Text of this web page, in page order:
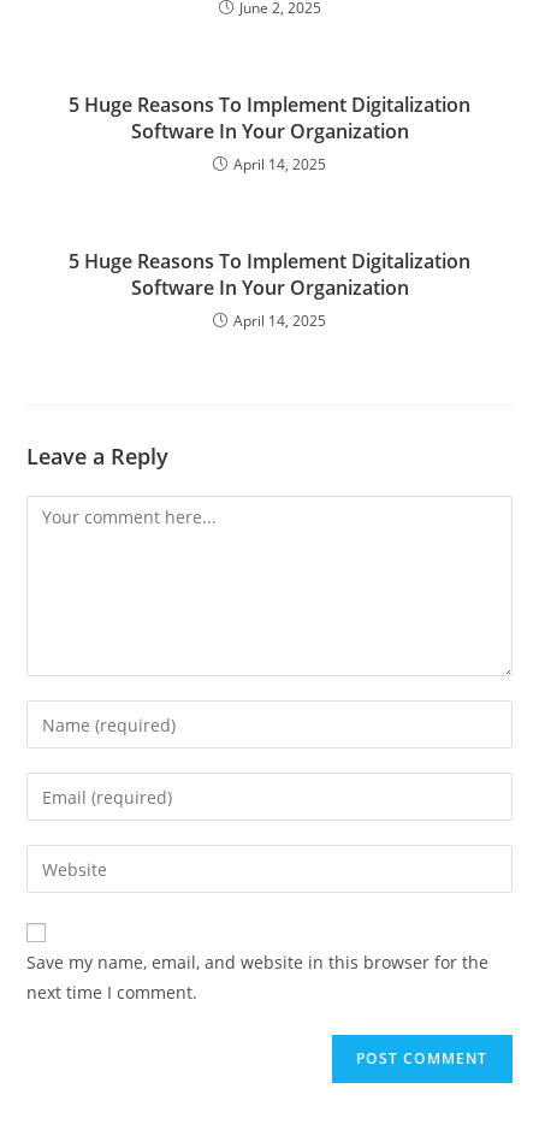
June 2, 2025
5 Huge Reasons To Implement Digitalization
Software In Your Organization
April 14, 2025
5 Huge Reasons To Implement Digitalization
Software In Your Organization
April 14, 2025
Leave a Reply
Save my name, email, and website in this browser for the
next time I comment.